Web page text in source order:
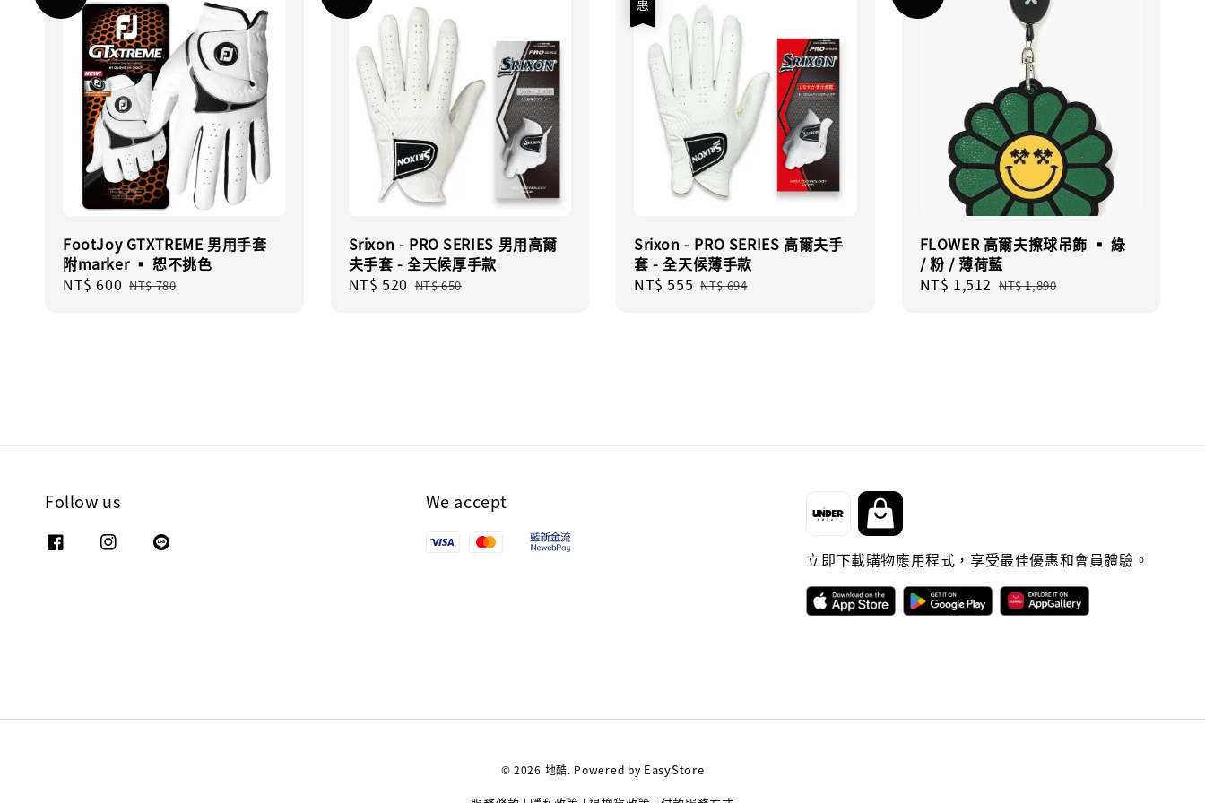
FootJoy GTXTREME 男用手套
附marker ▪︎ 恕不挑色
Sale
NT$ 600 Regular
NT$ 780
Srixon - PRO SERIES 男用高爾
夫手套 - 全天候厚手款
Sale
NT$ 520 Regular
NT$ 650
Srixon - PRO SERIES 高爾夫手
套 - 全天候薄手款
Sale
NT$ 555 Regular
NT$ 694
FLOWER 高爾夫擦球吊飾 ▪︎ 綠
/ 粉 / 薄荷藍
Sale
NT$ 1,512 Regular
NT$ 1,890
Follow us We accept
立即下載購物應用程式，享受最佳優惠和會員體驗。
© 2026 地酷. Powered by EasyStore